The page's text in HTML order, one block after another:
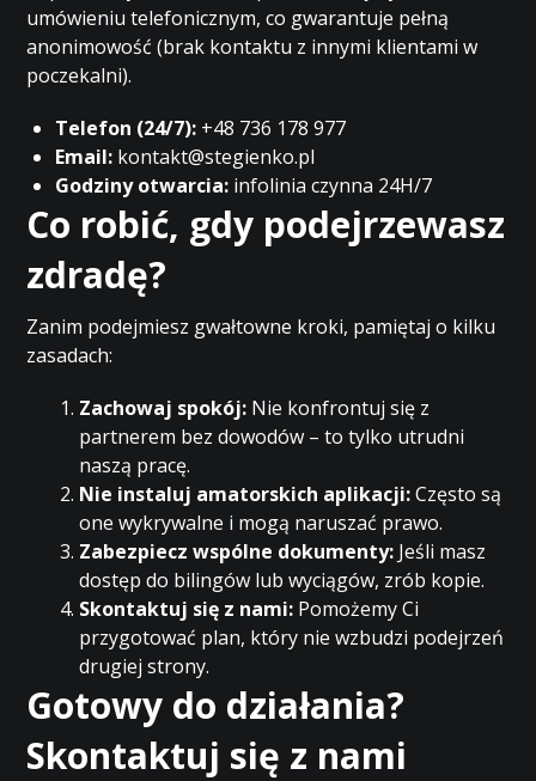
umówieniu telefonicznym, co gwarantuje pełną
anonimowość (brak kontaktu z innymi klientami w
poczekalni).
Telefon (24/7): +48 736 178 977
Email: kontakt@stegienko.pl
Godziny otwarcia: infolinia czynna 24H/7
Co robić, gdy podejrzewasz
zdradę?
Zanim podejmiesz gwałtowne kroki, pamiętaj o kilku
zasadach:
Zachowaj spokój: Nie konfrontuj się z
partnerem bez dowodów – to tylko utrudni
naszą pracę.
Nie instaluj amatorskich aplikacji:Często są
one wykrywalne i mogą naruszać prawo.
Zabezpiecz wspólne dokumenty: Jeśli masz
dostęp do bilingów lub wyciągów, zrób kopie.
Skontaktuj się z nami: Pomożemy Ci
przygotować plan, który nie wzbudzi podejrzeń
drugiej strony.
Gotowy do działania?
Skontaktuj się z nami